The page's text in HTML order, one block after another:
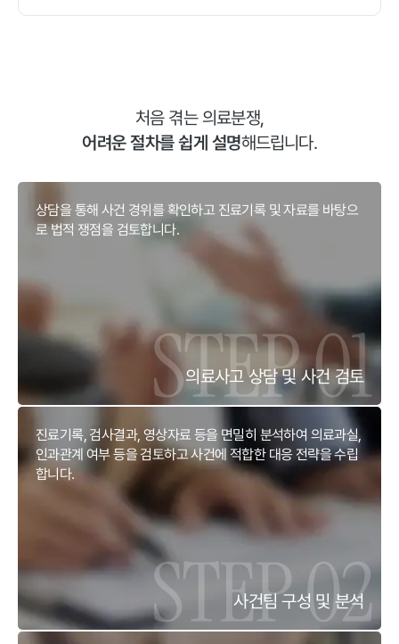
처음 겪는 의료분쟁,
어려운 절차를 쉽게 설명해드립니다.
상담을 통해 사건 경위를 확인하고 진료기록 및 자료를 바탕으
로 법적 쟁점을 검토합니다.
의료사고 상담 및 사건 검토
진료기록, 검사결과, 영상자료 등을 면밀히 분석하여 의료과실,
인과관계 여부 등을 검토하고 사건에 적합한 대응 전략을 수립
합니다.
사건팀 구성 및 분석